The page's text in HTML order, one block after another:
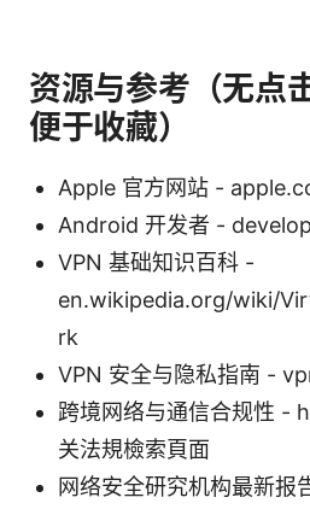
资源与参考（无点
便于收藏）
Apple 官方网站 -
Android 开发者 -
VPN 基础知识百科 -
en.wikipedia.org/wiki/
rk
VPN 安全与隐私指南 -
跨境网络与通信合规性 -
关法規檢索頁面
网络安全研究机构最新报